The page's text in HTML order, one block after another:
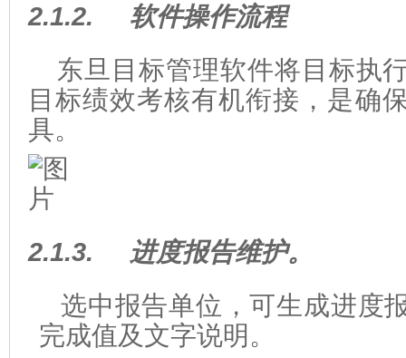
2.1.2.
软件操作流程
东旦目标管理软件将目标执
目标绩效考核有机衔接，是确
具。
2.1.3.
进度报告维护。
选中报告单位，可生成进度
完成值及文字说明。